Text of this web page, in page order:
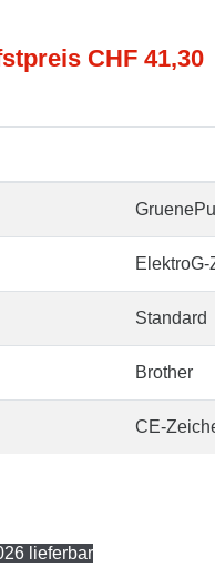
CHF 41,30
Standard
Brother
CE-
lieferbar